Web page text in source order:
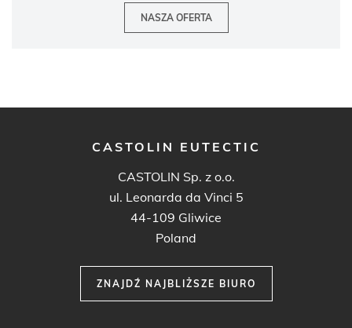
NASZA OFERTA
CASTOLIN EUTECTIC
CASTOLIN Sp. z o.o.
ul. Leonarda da Vinci 5
44-109 Gliwice
Poland
ZNAJDŹ NAJBLIŻSZE BIURO